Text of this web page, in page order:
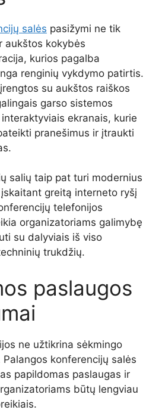
salės pasižymi ne tik
aukštos kokybės
kurios pagalba
renginių vykdymo patirtis.
su aukštos raiškos
garso sistemos
ekranais, kurie
pranešimus ir įtraukti
salių taip pat turi modernius
greitą interneto ryšį
telefonijos
organizatoriams galimybę
su dalyviais iš viso
trukdžių.
paslaugos
ne užtikrina sėkmingo
konferencijų salės
papildomas paslaugas ir
būtų lengviau